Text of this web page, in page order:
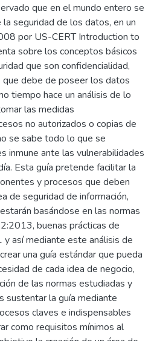
que en el mundo entero se
seguridad de los datos, en un
por US-CERT Introduction to
sobre los conceptos básicos
que son confidencialidad,
debe de poseer los datos
tiempo hace un análisis de lo
las medidas
no autorizados o copias de
se sabe todo lo que se
inmune ante las vulnerabilidades
Esta guía pretende facilitar la
y procesos que deben
de seguridad de información,
basándose en las normas
buenas prácticas de
así mediante este análisis de
una guía estándar que pueda
de cada idea de negocio,
de las normas estudiadas y
sustentar la guía mediante
claves e indispensables
como requisitos mínimos al